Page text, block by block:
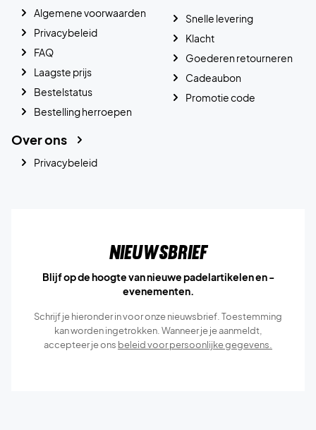
Algemene voorwaarden
Privacybeleid
FAQ
Laagste prijs
Bestelstatus
Bestelling herroepen
Snelle levering
Klacht
Goederen retourneren
Cadeaubon
Promotie code
Over ons
Privacybeleid
Nieuwsbrief
Blijf op de hoogte van nieuwe padelartikelen en -
evenementen.
Schrijf je hieronder in voor onze nieuwsbrief. Toestemming
kan worden ingetrokken. Wanneer je je aanmeldt,
accepteer je ons beleid voor persoonlijke gegevens.